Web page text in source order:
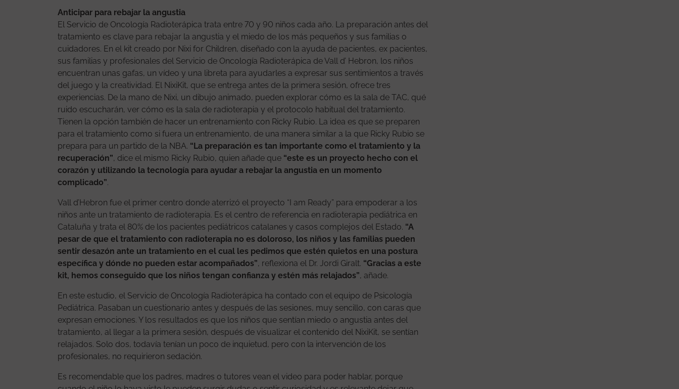
Anticipar para rebajar la angustia
El Servicio de Oncología Radioterápica trata entre 70 y 90 niños cada año. La preparación antes del
tratamiento es clave para rebajar la angustia y el miedo de los más pequeños y sus familias o
cuidadores. En el kit creado por Nixi for Children, diseñado con la ayuda de pacientes, ex pacientes,
sus familias y profesionales del Servicio de Oncología Radioterápica de Vall d’ Hebron, los niños
encuentran unas gafas, un vídeo y una libreta para ayudarles a expresar sus sentimientos a través
del juego y la creatividad. El NixiKit, que se entrega antes de la primera sesión, ofrece tres
experiencias. De la mano de Nixi, un dibujo animado, pueden explorar cómo es la sala de TAC, qué
ruido escucharán, ver cómo es la sala de radioterapia y el protocolo habitual del tratamiento.
Tienen la opción también de hacer un entrenamiento con Ricky Rubio. La idea es que se preparen
para el tratamiento como si fuera un entrenamiento, de una manera similar a la que Ricky Rubio se
prepara para un partido de la NBA. “La preparación es tan importante como el tratamiento y la
recuperación”, dice el mismo Ricky Rubio, quien añade que “este es un proyecto hecho con el
corazón y utilizando la tecnología para ayudar a rebajar la angustia en un momento
complicado”.
Vall d’Hebron fue el primer centro donde aterrizó el proyecto “I am Ready” para empoderar a los
niños ante un tratamiento de radioterapia. Es el centro de referencia en radioterapia pediátrica en
Cataluña y trata el 80% de los pacientes pediátricos catalanes y casos complejos del Estado. “A
pesar de que el tratamiento con radioterapia no es doloroso, los niños y las familias pueden
sentir desazón ante un tratamiento en el cual les pedimos que estén quietos en una postura
específica y dónde no pueden estar acompañados”, reflexiona el Dr. Jordi Giralt. “Gracias a este
kit, hemos conseguido que los niños tengan confianza y estén más relajados”, añade.
En este estudio, el Servicio de Oncología Radioterápica ha contado con el equipo de Psicología
Pediátrica. Pasaban un cuestionario antes y después de las sesiones, muy sencillo, con caras que
expresan emociones. Y los resultados es que los niños que sentían miedo o angustia antes del
tratamiento, al llegar a la primera sesión, después de visualizar el contenido del NixiKit, se sentían
relajados. Solo dos, todavía tenían un poco de inquietud, pero con la intervención de los
profesionales, no requirieron sedación.
Es recomendable que los padres, madres o tutores vean el video para poder hablar, porque